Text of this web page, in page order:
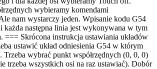
wybieramy komendami
nam wystarczy jeden. Wpisanie kodu G54
każda następna linia jest wykonywana w tym
=== Skrócona instrukcja ustawiania układów
ustawić układ odniesienia G54 w którym
Trzeba wybrać punkt współrzędnych (0, 0, 0)
trzeba wszystkich osi na raz ustawiać). Dobór